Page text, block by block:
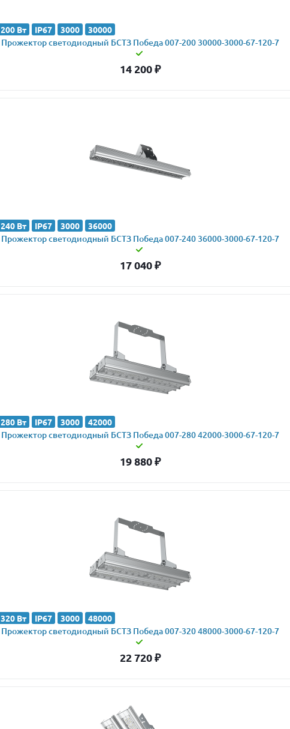
200 Вт IP67 3000 30000
Прожектор светодиодный БСТЗ Победа 007-200 30000-3000-67-120-7
14 200₽
240 Вт IP67 3000 36000
Прожектор светодиодный БСТЗ Победа 007-240 36000-3000-67-120-7
17 040₽
280 Вт IP67 3000 42000
Прожектор светодиодный БСТЗ Победа 007-280 42000-3000-67-120-7
19 880₽
320 Вт IP67 3000 48000
Прожектор светодиодный БСТЗ Победа 007-320 48000-3000-67-120-7
22 720₽